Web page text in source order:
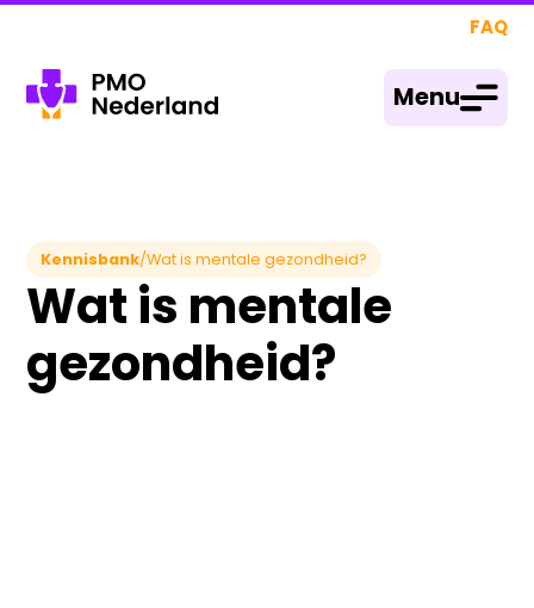
FAQ
Menu
Kennisbank/Wat is mentale gezondheid?
Wat is mentale
gezondheid?